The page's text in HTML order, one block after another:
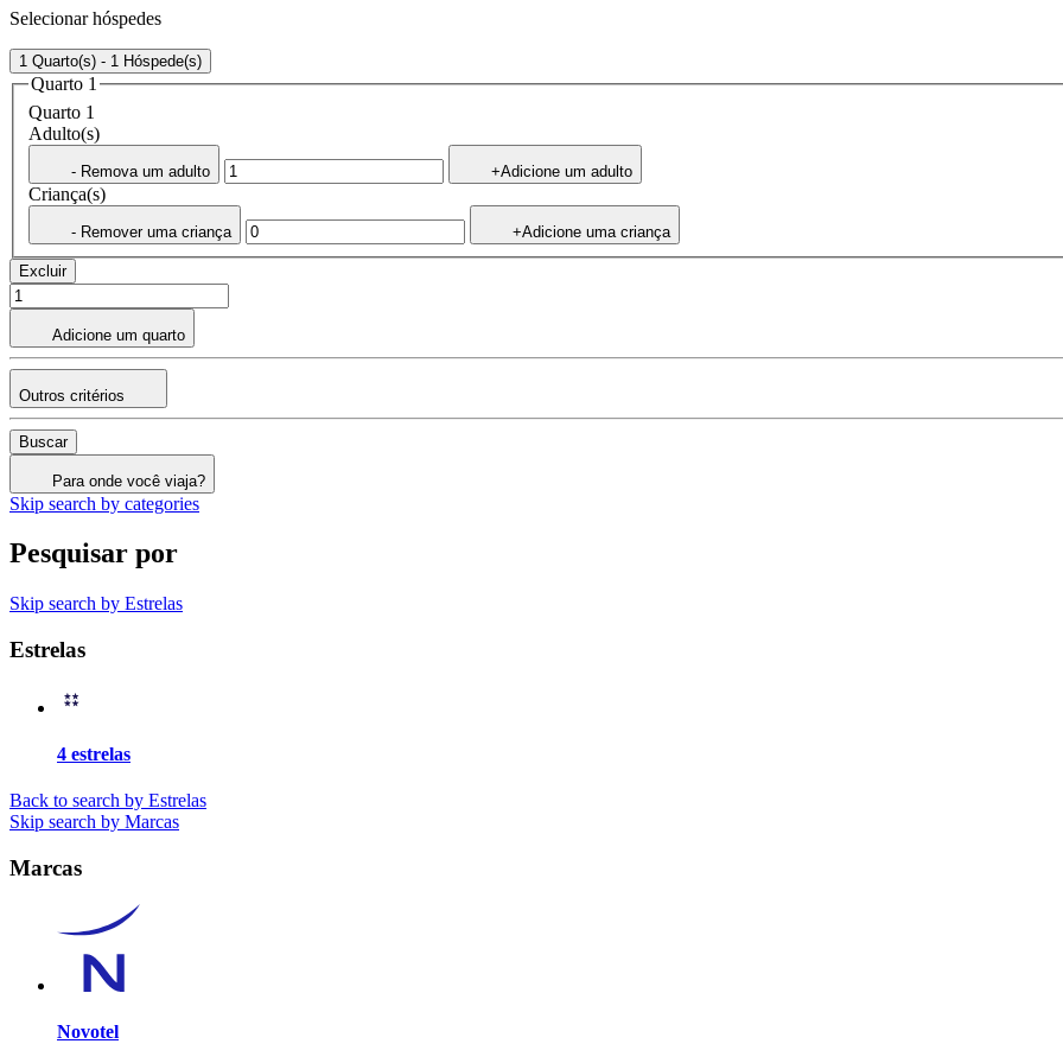
Selecionar hóspedes
1 Quarto(s) - 1 Hóspede(s)
Quarto 1
Quarto 1
Adulto(s)
- Remova um adulto +Adicione um adulto
Criança(s)
- Remover uma criança +Adicione uma criança
Excluir
Adicione um quarto
Outros critérios
Buscar
Para onde você viaja?
Skip search by categories
Pesquisar por
Skip search by Estrelas
Estrelas
4 estrelas
Back to search by Estrelas
Skip search by Marcas
Marcas
Novotel